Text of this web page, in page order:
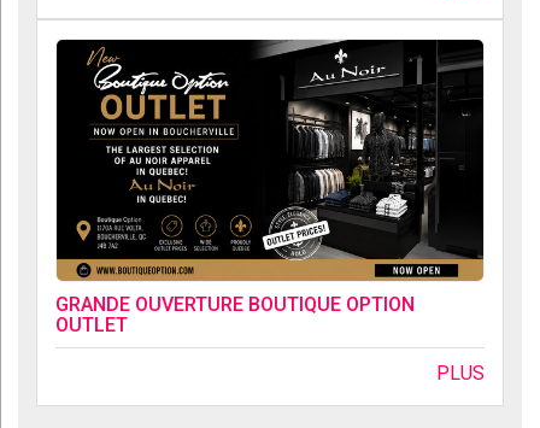
GRANDE OUVERTURE BOUTIQUE OPTION
OUTLET
PLUS